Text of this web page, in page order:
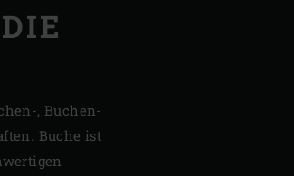
, Buchen-
Buche ist